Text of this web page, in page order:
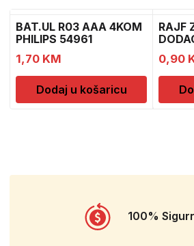
BAT.UL R03 AAA 4KOM
PHILIPS 54961
1,70 KM
Dodaj u košaricu
RAJF
0,90
100%